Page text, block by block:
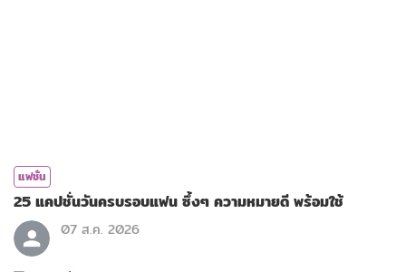
แฟชั่น
25 แคปชั่นวันครบรอบแฟน ซึ้งๆ ความหมายดี พร้อมใช้
07 ส.ค. 2026